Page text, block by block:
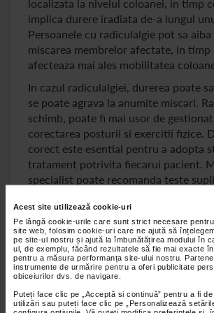
Acest site utilizează cookie-uri
Pe lângă cookie-urile care sunt strict necesare
site web, folosim cookie-uri care ne ajută să
pe site-ul nostru și ajută la îmbunătățirea modului în
ul, de exemplu, făcând rezultatele să fie mai exacte
pentru a măsura performanța site-ului nostru.
instrumente de urmărire pentru a oferi publicitate
obiceiurilor dvs. de navigare.
Puteți face clic pe „Acceptă si continuă” pentru a fi
utilizări sau puteți face clic pe „Personalizează
localizata la nivelul coloanei, in timp
implica durere iradiata de-a lungul
Persoanele cu radiculalgie pot sa
miscarea membrelor afectate, in timp
afecteaza mai ales mobilitatea
In cazul radiculalgiei, durerea poate
se poate agrava la anumite miscari.
schimb, poate fi mai usor de
corectarea posturii si exercitii fizice.
corect este esential pentru a adopta
tratament potrivita fiecarui pacient.
specialist poate recomanda teste
Cauzele comune ale rahialgiei si
Rahialgia si radiculalgia pot sa aiba
precum degenerarea discurilor
Sedentarismul, statul prelungit la